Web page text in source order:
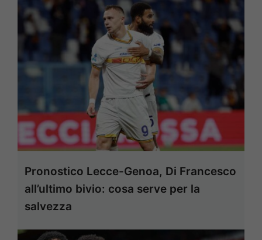
Pronostico Lecce-Genoa, Di Francesco
all’ultimo bivio: cosa serve per la
salvezza